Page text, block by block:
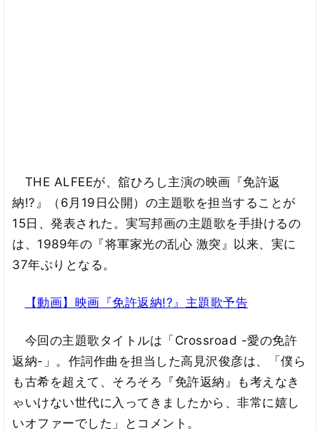
THE ALFEEが、舘ひろし主演の映画『免許返
納!?』（6月19日公開）の主題歌を担当することが
15日、発表された。実写邦画の主題歌を手掛けるの
は、1989年の『将軍家光の乱心 激突』以来、実に
37年ぶりとなる。
【動画】映画『免許返納!?』主題歌予告
今回の主題歌タイトルは「Crossroad -愛の免許
返納-」。作詞作曲を担当した高見沢俊彦は、「僕ら
も古希を超えて、そろそろ『免許返納』も考えなき
ゃいけない世代に入ってきましたから、非常に嬉し
いオファーでした」とコメント。